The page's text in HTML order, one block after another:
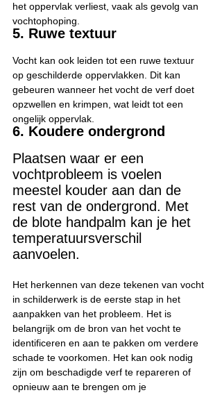
het oppervlak verliest, vaak als gevolg van
vochtophoping.
5. Ruwe textuur
Vocht kan ook leiden tot een ruwe textuur
op geschilderde oppervlakken. Dit kan
gebeuren wanneer het vocht de verf doet
opzwellen en krimpen, wat leidt tot een
ongelijk oppervlak.
6. Koudere ondergrond
Plaatsen waar er een
vochtprobleem is voelen
meestel kouder aan dan de
rest van de ondergrond. Met
de blote handpalm kan je het
temperatuursverschil
aanvoelen.
Het herkennen van deze tekenen van vocht
in schilderwerk is de eerste stap in het
aanpakken van het probleem. Het is
belangrijk om de bron van het vocht te
identificeren en aan te pakken om verdere
schade te voorkomen. Het kan ook nodig
zijn om beschadigde verf te repareren of
opnieuw aan te brengen om je